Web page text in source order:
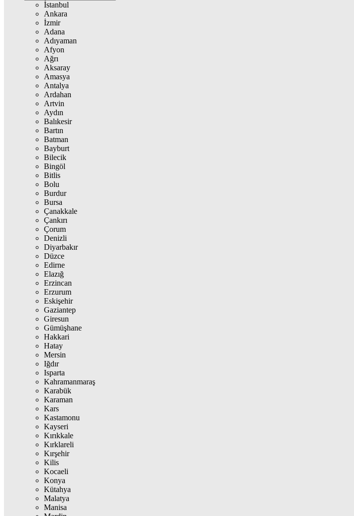
İstanbul
Ankara
İzmir
Adana
Adıyaman
Afyon
Ağrı
Aksaray
Amasya
Antalya
Ardahan
Artvin
Aydın
Balıkesir
Bartın
Batman
Bayburt
Bilecik
Bingöl
Bitlis
Bolu
Burdur
Bursa
Çanakkale
Çankırı
Çorum
Denizli
Diyarbakır
Düzce
Edirne
Elazığ
Erzincan
Erzurum
Eskişehir
Gaziantep
Giresun
Gümüşhane
Hakkari
Hatay
Mersin
Iğdır
Isparta
Kahramanmaraş
Karabük
Karaman
Kars
Kastamonu
Kayseri
Kırıkkale
Kırklareli
Kırşehir
Kilis
Kocaeli
Konya
Kütahya
Malatya
Manisa